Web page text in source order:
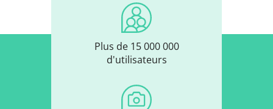
Plus de 15 000 000
d'utilisateurs